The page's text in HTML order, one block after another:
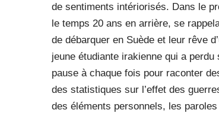
de sentiments intériorisés. Dans le
le temps 20 ans en arrière, se
de débarquer en Suède et leur rêve
jeune étudiante irakienne qui a
pause à chaque fois pour raconter
des statistiques sur l’effet des
des éléments personnels, les